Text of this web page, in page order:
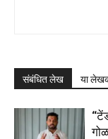
संबंधित लेख या